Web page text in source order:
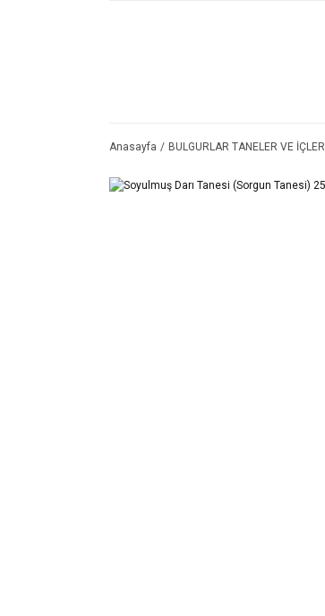
Anasayfa BULGURLAR TANELER VE İÇLER